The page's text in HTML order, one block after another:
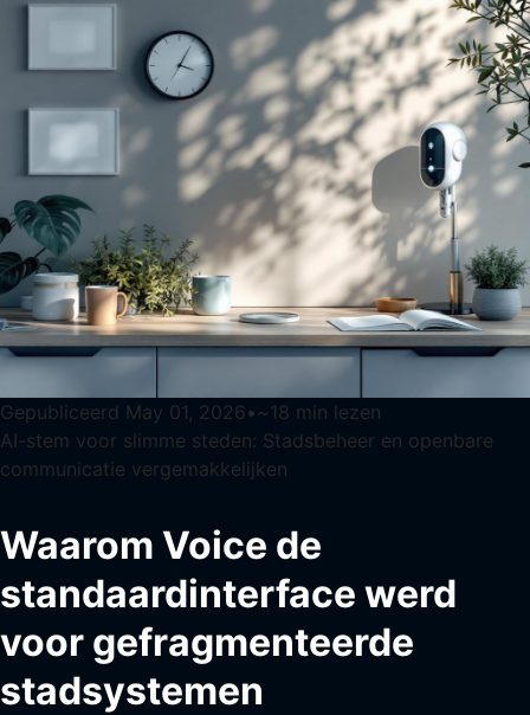
Gepubliceerd May 01, 2026• ~18 min lezen
AI-stem voor slimme steden: Stadsbeheer en openbare
communicatie vergemakkelijken
Waarom Voice de
standaardinterface werd
voor gefragmenteerde
stadsystemen